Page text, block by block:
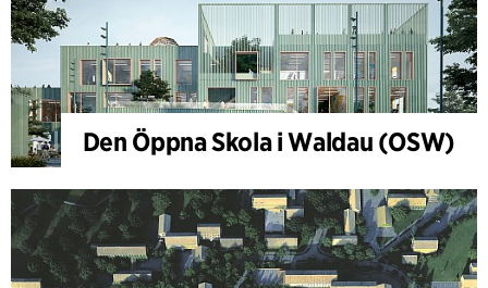
Den Öppna Skola i Waldau (OSW)